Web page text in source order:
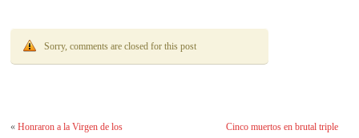
Sorry, comments are closed for this post
«Honraron a la Virgen de los
Cinco muertos en brutal triple